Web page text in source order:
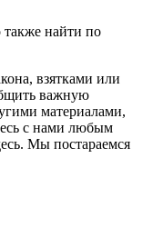
найти по
взятками или
важную
материалами,
с нами любым
Мы постараемся